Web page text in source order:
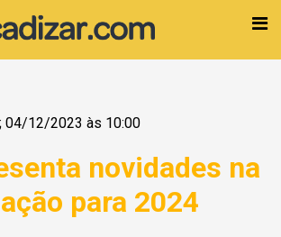
; 04/12/2023 às 10:00
novidades na
para 2024